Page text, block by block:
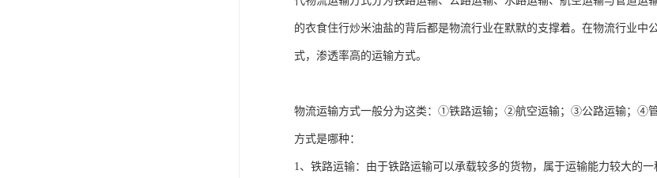
的衣食住行炒米油盐的背后都是物流行业在默默的支撑着。在物流行业中
式，渗透率高的运输方式。
物流运输方式一般分为这类：①铁路运输；②航空运输；③公路运输；④
方式是哪种：
1、铁路运输：由于铁路运输可以承载较多的货物，属于运输能力较大的